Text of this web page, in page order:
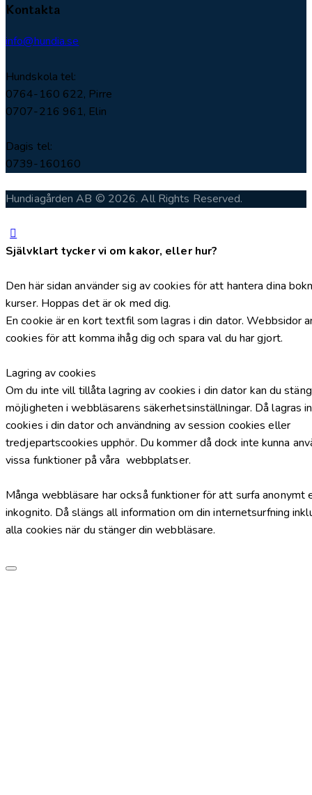
Kontakta
info@hundia.se
Hundskola tel:
0764-160 622, Pirre
0707-216 961, Elin
Dagis tel:
0739-160160
Hundiagården AB © 2026. All Rights Reserved.
Självklart tycker vi om kakor, eller hur?
Den här sidan använder sig av cookies för att hantera dina
kurser. Hoppas det är ok med dig.
En cookie är en kort textfil som lagras i din dator. Webbsidor
cookies för att komma ihåg dig och spara val du har gjort.
Lagring av cookies
Om du inte vill tillåta lagring av cookies i din dator kan du
möjligheten i webbläsarens säkerhetsinställningar. Då lagras
cookies i din dator och användning av session cookies eller
tredjepartscookies upphör. Du kommer då dock inte kunna
vissa funktioner på våra webbplatser.
Många webbläsare har också funktioner för att surfa anonymt
inkognito. Då slängs all information om din internetsurfning
alla cookies när du stänger din webbläsare.